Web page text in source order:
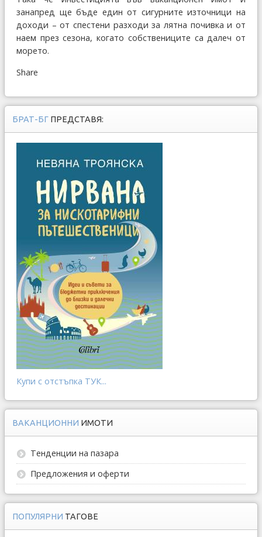
занапред ще бъде един от сигурните източници на
доходи – от спестени разходи за лятна почивка и от
наем през сезона, когато собствениците са далеч от
морето.
Share
БРАТ-БГ ПРЕДСТАВЯ:
Купи с отстъпка ТУК...
ВАКАНЦИОННИ ИМОТИ
Тенденции на пазара
Предложения и оферти
ПОПУЛЯРНИ ТАГОВЕ